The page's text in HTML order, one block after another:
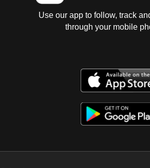
Use our app to follow, track
through your mobile